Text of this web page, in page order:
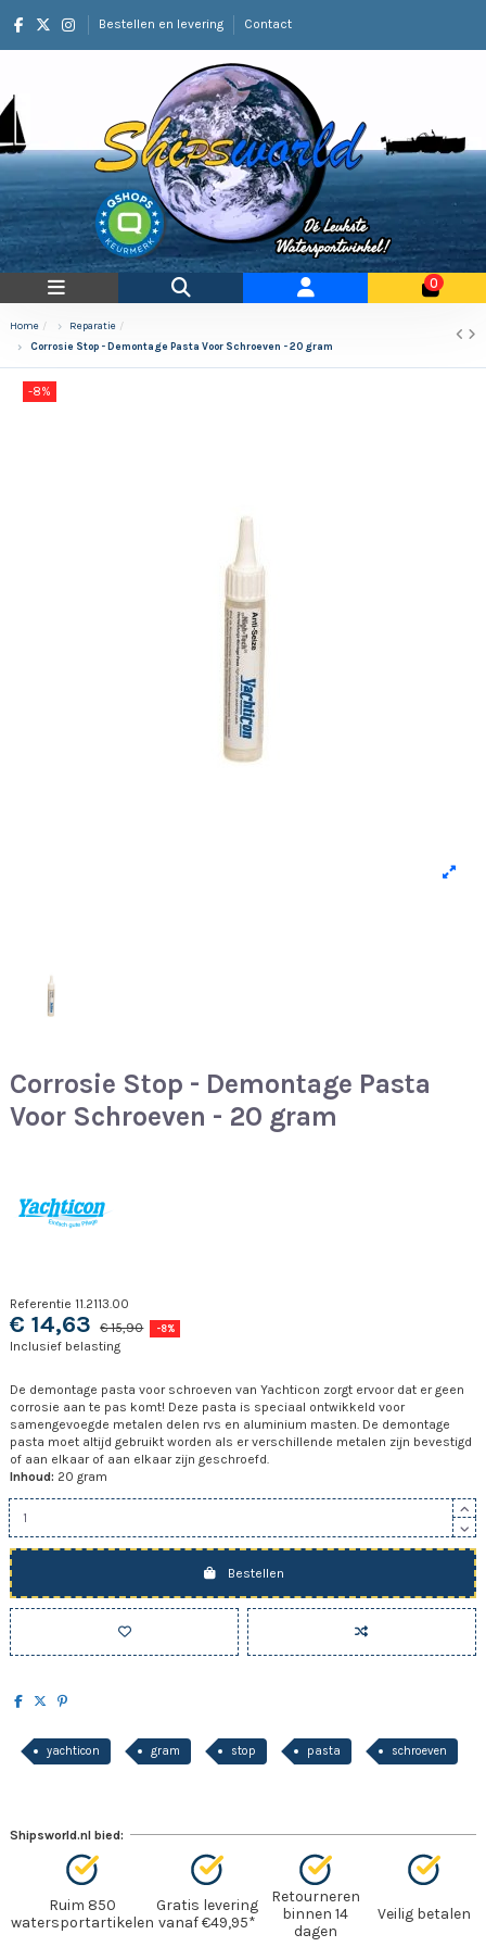
Bestellen en levering Contact
0
Home
Reparatie
Corrosie Stop - Demontage Pasta Voor Schroeven - 20 gram
-8%
Corrosie Stop - Demontage Pasta
Voor Schroeven - 20 gram
Referentie 11.2113.00
€ 14,63 € 15,90 -8%
Inclusief belasting
De demontage pasta voor schroeven van Yachticon zorgt ervoor dat er geen
corrosie aan te pas komt! Deze pasta is speciaal ontwikkeld voor
samengevoegde metalen delen rvs en aluminium masten. De demontage
pasta moet altijd gebruikt worden als er verschillende metalen zijn bevestigd
of aan elkaar of aan elkaar zijn geschroefd.
Inhoud: 20 gram
Bestellen
yachticon gram stop pasta schroeven
Shipsworld.nl bied:
Ruim 850
watersportartikelen
Gratis levering
vanaf €49,95*
Retourneren
binnen 14
dagen
Veilig betalen